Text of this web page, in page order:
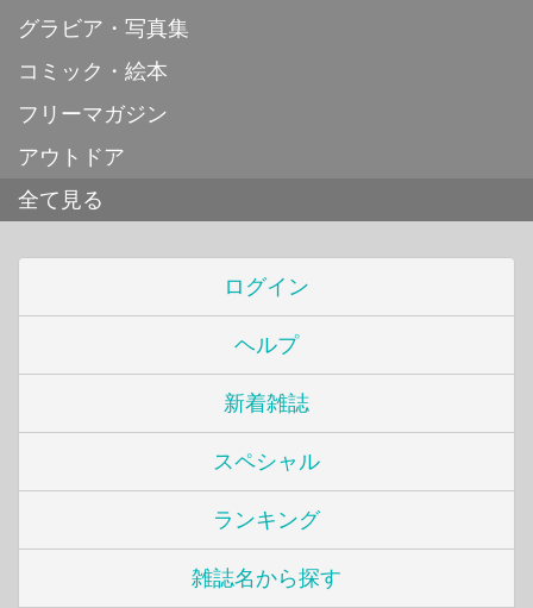
グラビア・写真集
コミック・絵本
フリーマガジン
アウトドア
全て見る
ログイン
ヘルプ
新着雑誌
スペシャル
ランキング
雑誌名から探す